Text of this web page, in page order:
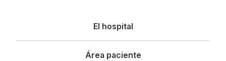
principal
El hospital
Área paciente